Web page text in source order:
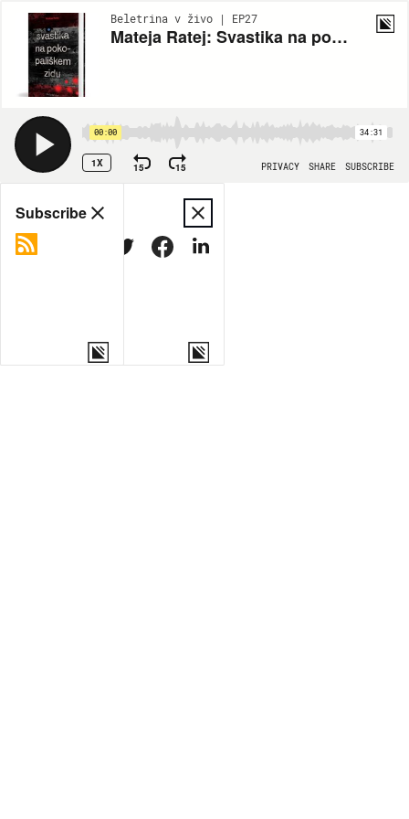
Beletrina v živo | EP27
Mateja Ratej: Svastika na pokopališkem zidu
00:00 34:31
1X 15 15 PRIVACY SHARE SUBSCRIBE
Share
MORE OPTIONS
Subscribe